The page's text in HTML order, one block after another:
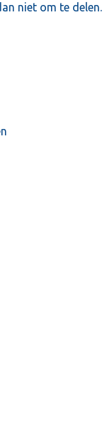
niet om te delen.